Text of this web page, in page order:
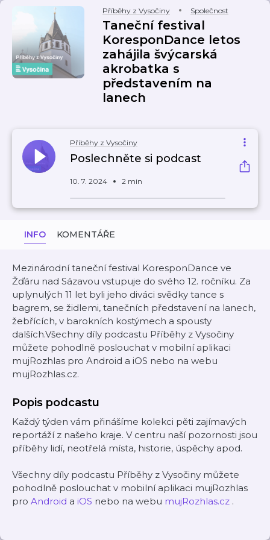
Příběhy z Vysočiny Společnost
Taneční festival
KoresponDance letos
zahájila švýcarská
akrobatka s
představením na
lanech
Příběhy z Vysočiny
Poslechněte si podcast
10. 7. 2024 2 min
INFO KOMENTÁŘE
Mezinárodní taneční festival KoresponDance ve
Žďáru nad Sázavou vstupuje do svého 12. ročníku. Za
uplynulých 11 let byli jeho diváci svědky tance s
bagrem, se židlemi, tanečních představení na lanech,
žebřících, v barokních kostýmech a spousty
dalších.Všechny díly podcastu Příběhy z Vysočiny
můžete pohodlně poslouchat v mobilní aplikaci
mujRozhlas pro Android a iOS nebo na webu
mujRozhlas.cz.
Popis podcastu
Každý týden vám přinášíme kolekci pěti zajímavých
reportáží z našeho kraje. V centru naší pozornosti jsou
příběhy lidí, neotřelá místa, historie, úspěchy apod.
Všechny díly podcastu Příběhy z Vysočiny můžete
pohodlně poslouchat v mobilní aplikaci mujRozhlas
pro Android a iOS nebo na webu mujRozhlas.cz .